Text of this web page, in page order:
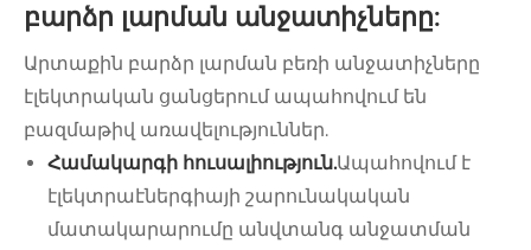
բարձր լարման անջատիչները:
Արտաքին բարձր լարման բեռի անջատիչները
էլեկտրական ցանցերում ապահովում են
բազմաթիվ առավելություններ.
Համակարգի հուսալիություն.Ապահովում է
էլեկտրաէներգիայի շարունակական
մատակարարումը անվտանգ անջատման